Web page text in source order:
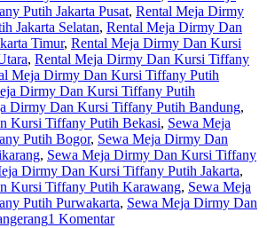
Putih Jakarta Pusat, Rental Meja Dirmy
Jakarta Selatan, Rental Meja Dirmy Dan
Timur, Rental Meja Dirmy Dan Kursi
, Rental Meja Dirmy Dan Kursi Tiffany
Meja Dirmy Dan Kursi Tiffany Putih
Dirmy Dan Kursi Tiffany Putih
Dirmy Dan Kursi Tiffany Putih Bandung,
Kursi Tiffany Putih Bekasi, Sewa Meja
Putih Bogor, Sewa Meja Dirmy Dan
, Sewa Meja Dirmy Dan Kursi Tiffany
Dirmy Dan Kursi Tiffany Putih Jakarta,
Kursi Tiffany Putih Karawang, Sewa Meja
Putih Purwakarta, Sewa Meja Dirmy Dan
1 Komentarpada